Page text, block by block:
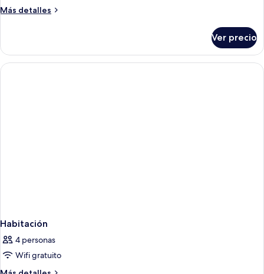
Más detalles
Más
Ver precio
Habitación
4 personas
Wifi gratuito